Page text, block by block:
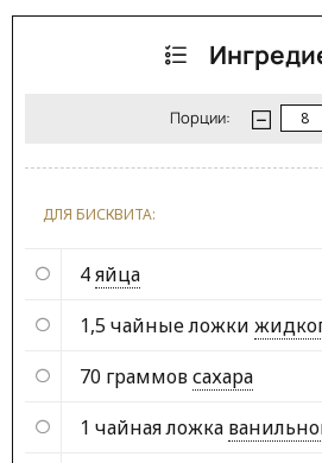
Порции:
ДЛЯ БИСКВИТА:
4яйца
1,5 чайные ложки
70 граммовсахара
1 чайная ложка